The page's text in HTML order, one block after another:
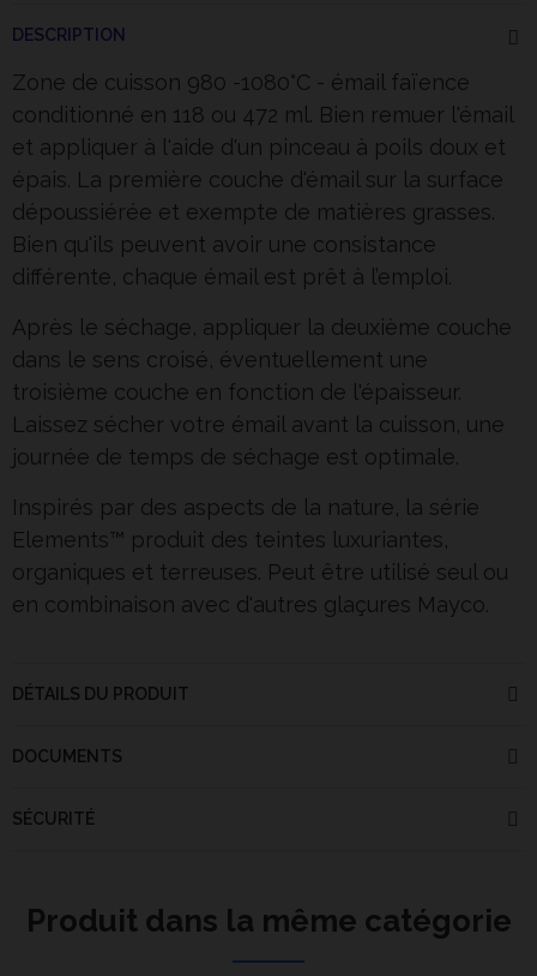
DESCRIPTION
Zone de cuisson 980 -1080°C - émail faïence
conditionné en 118 ou 472 ml. Bien remuer l'émail
et appliquer à l'aide d'un pinceau à poils doux et
épais. La première couche d'émail sur la surface
dépoussiérée et exempte de matières grasses.
Bien qu'ils peuvent avoir une consistance
différente, chaque émail est prêt à l’emploi.
Après le séchage, appliquer la deuxième couche
dans le sens croisé, éventuellement une
troisième couche en fonction de l'épaisseur.
Laissez sécher votre émail avant la cuisson, une
journée de temps de séchage est optimale.
Inspirés par des aspects de la nature, la série
Elements™ produit des teintes luxuriantes,
organiques et terreuses. Peut être utilisé seul ou
en combinaison avec d'autres glaçures Mayco.
DÉTAILS DU PRODUIT
DOCUMENTS
SÉCURITÉ
Produit dans la même catégorie